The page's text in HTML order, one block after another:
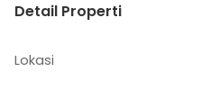
Detail Properti
Lokasi